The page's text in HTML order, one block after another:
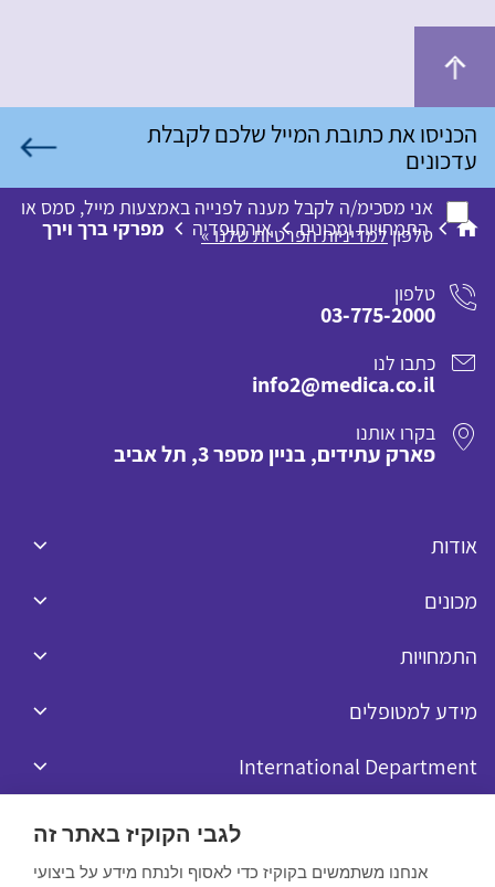
לגבי הקוקיז באתר זה
אנחנו משתמשים בקוקיז כדי לאסוף ולנתח מידע על ביצועי
אני מסכימ/ה לקבל מענה לפנייה באמצעות מייל, סמס או
טלפוןלמדיניות הפרטיות שלנו »
התמחויות ומכונים אורתופדיה מפרקי ברך וירך
טלפון
03-775-2000
כתבו לנו
info2@medica.co.il
בקרו אותנו
פארק עתידים, בניין מספר 3, תל אביב
אודות
מכונים
התמחויות
מידע למטופלים
International Department